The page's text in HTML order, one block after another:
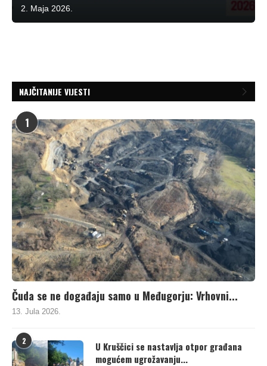
2. Maja 2026.
NAJČITANIJE VIJESTI
1
Čuda se ne događaju samo u Međugorju: Vrhovni...
13. Jula 2026.
2
U Kruščici se nastavlja otpor građana
mogućem ugrožavanju...